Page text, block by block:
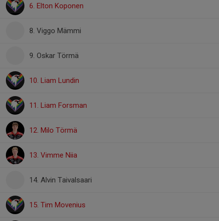
6. Elton Koponen
8. Viggo Mämmi
9. Oskar Törmä
10. Liam Lundin
11. Liam Forsman
12. Milo Törmä
13. Vimme Niia
14. Alvin Taivalsaari
15. Tim Movenius